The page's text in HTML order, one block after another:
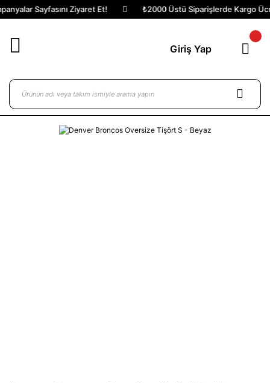
Sayfasını Ziyaret Et! ₺2000 Üstü Siparişlerde Kargo
Giriş Yap